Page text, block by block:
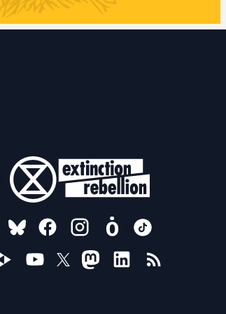
FOLLOW US ON